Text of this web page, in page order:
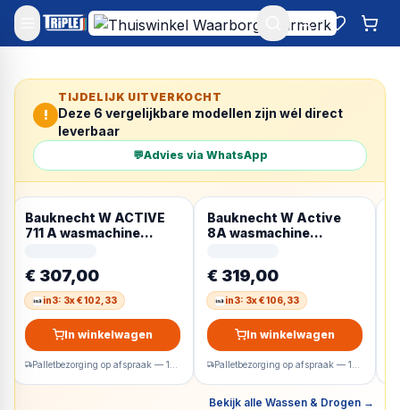
Mijn account
!
TIJDELIJK UITVERKOCHT
Deze 6 vergelijkbare modellen zijn wél direct
leverbaar
💬Advies via WhatsApp
Bauknecht W ACTIVE
711 A wasmachine
€ 307,00
in3: 3x € 102,33
In winkelwagen
Bauknecht W Active
8A wasmachine
€ 319,00
in3: 3x € 106,33
In winkelwagen
Bekijk alle Wassen & Drogen →